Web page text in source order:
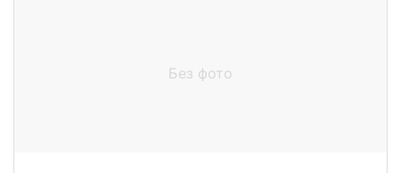
Без фото